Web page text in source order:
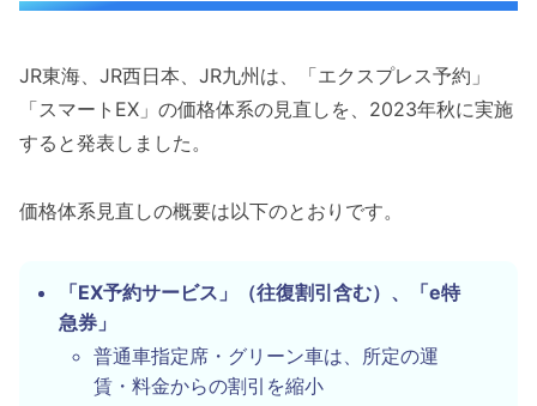
JR東海、JR西日本、JR九州は、「エクスプレス予約」
「スマートEX」の価格体系の見直しを、2023年秋に実施
すると発表しました。
価格体系見直しの概要は以下のとおりです。
「EX予約サービス」（往復割引含む）、「e特
急券」
普通車指定席・グリーン車は、所定の運
賃・料金からの割引を縮小